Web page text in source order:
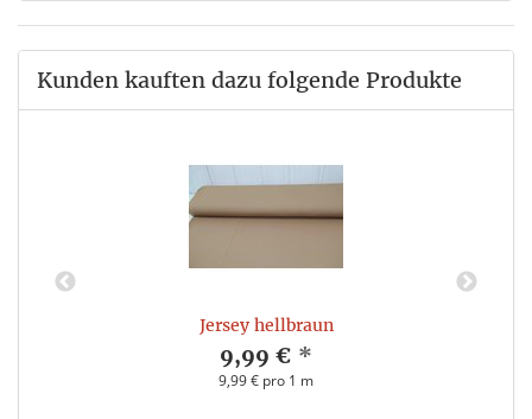
Kunden kauften dazu folgende Produkte
Jersey hellbraun
9,99 € *
9,99 € pro 1 m